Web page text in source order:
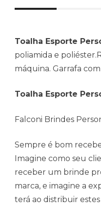
Toalha Esporte
poliamida e
máquina. Garrafa
Toalha Esporte
Falconi Brindes
Sempre é bom
Imagine como seu
receber um brinde
marca, e imagine a
terá ao distribuir